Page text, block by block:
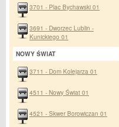
3701 - Plac Bychawski 01
3691 - Dworzec Lublin -
Kunickiego 01
NOWY ŚWIAT
3711 - Dom Kolejarza 01
4511 - Nowy Świat 01
4521 - Skwer Borowiczan 01